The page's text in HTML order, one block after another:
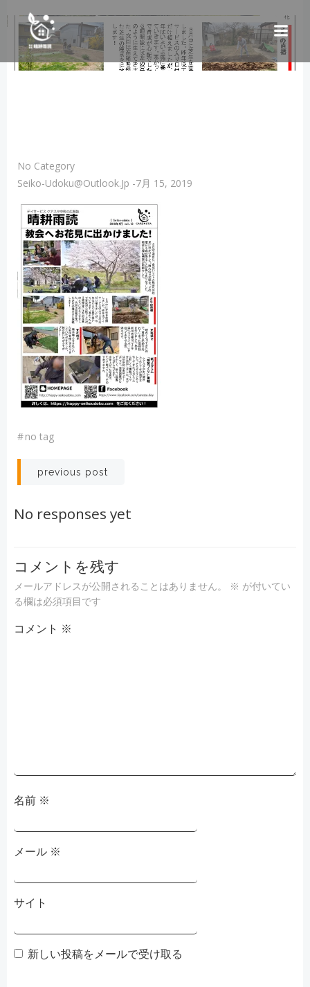
ン
テ
ン
ツ
No Category
Seiko-Udoku@outlook.jp -7月 15, 2019
#no tag
投
稿
ビ
ゲ
ー
previous post
No responses yet
コメントを残す
メールアドレスが公開されることはありません。 ※ が付いてい
る欄は必須項目です
コメント ※
名前 ※
メール ※
サイト
新しい投稿をメールで受け取る